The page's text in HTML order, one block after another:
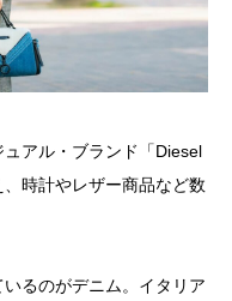
アル・ブランド「Diesel
、時計やレザー商品など数
るのがデニム。イタリア